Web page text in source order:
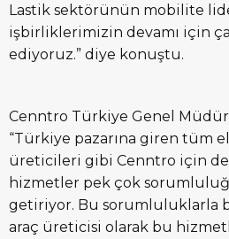
Lastik sektörünün mobilite
işbirliklerimizin devamı için
ediyoruz.” diye konuştu.
Cenntro Türkiye Genel
“Türkiye pazarına giren tüm
üreticileri gibi Cenntro için de
hizmetler pek çok
getiriyor. Bu sorumluluklarla
araç üreticisi olarak bu